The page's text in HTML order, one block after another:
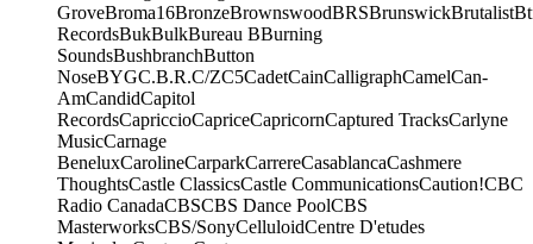
GroveBroma16BronzeBrownswoodBRSBrunswickBrutalist
RecordsBukBulkBureau BBurning
SoundsBushbranchButton
NoseBYGC.B.R.C/ZC5CadetCainCalligraphCamelCan-
AmCandidCapitol
RecordsCapriccioCapriceCapricornCaptured TracksCarlyne
MusicCarnage
BeneluxCarolineCarparkCarrereCasablancaCashmere
ThoughtsCastle ClassicsCastle CommunicationsCaution!CBC
Radio CanadaCBSCBS Dance PoolCBS
MasterworksCBS/SonyCelluloidCentre D'etudes